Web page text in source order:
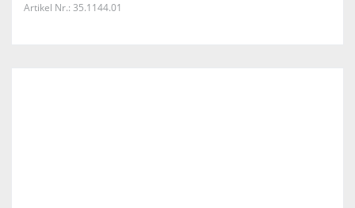
Artikel Nr.: 35.1144.01